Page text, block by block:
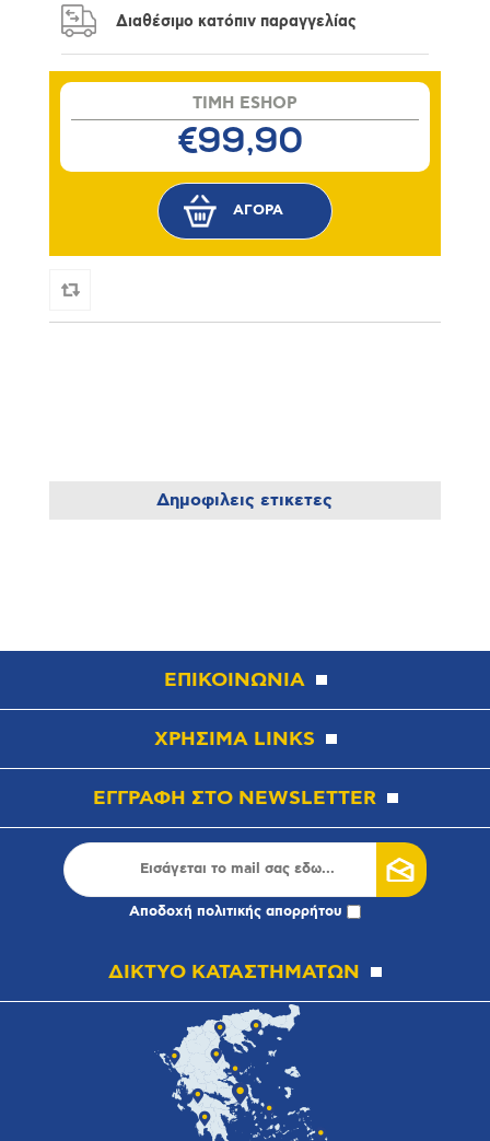
Διαθέσιμο κατόπιν παραγγελίας
TIMH ESHOP
€99,90
Δημοφιλεις ετικετες
ΕΠΙΚΟΙΝΩΝΙΑ
ΧΡΗΣΙΜΑ LINKS
ΕΓΓΡΑΦΗ ΣΤΟ NEWSLETTER
Αποδοχή πολιτικής απορρήτου
ΔΙΚΤΥΟ ΚΑΤΑΣΤΗΜΑΤΩΝ